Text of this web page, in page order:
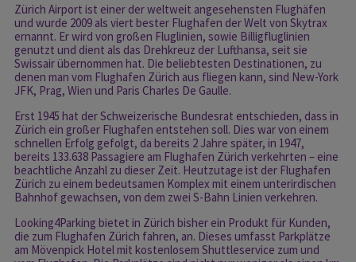
Zürich Airport ist einer der weltweit angesehensten Flughäfen
und wurde 2009 als viert bester Flughafen der Welt von Skytrax
ernannt. Er wird von großen Fluglinien, sowie Billigfluglinien
genutzt und dient als das Drehkreuz der Lufthansa, seit sie
Swissair übernommen hat. Die beliebtesten Destinationen, zu
denen man vom Flughafen Zürich aus fliegen kann, sind New-York
JFK, Prag, Wien und Paris Charles De Gaulle.
Erst 1945 hat der Schweizerische Bundesrat entschieden, dass in
Zürich ein großer Flughafen entstehen soll. Dies war von einem
schnellen Erfolg gefolgt, da bereits 2 Jahre später, in 1947,
bereits 133.638 Passagiere am Flughafen Zürich verkehrten – eine
beachtliche Anzahl zu dieser Zeit. Heutzutage ist der Flughafen
Zürich zu einem bedeutsamen Komplex mit einem unterirdischen
Bahnhof gewachsen, von dem zwei S-Bahn Linien verkehren.
Looking4Parking bietet in Zürich bisher ein Produkt für Kunden,
die zum Flughafen Zürich fahren, an. Dieses umfasst Parkplätze
am Mövenpick Hotel mit kostenlosem Shuttleservice zum und